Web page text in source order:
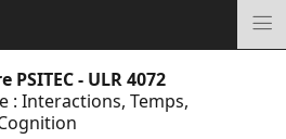
- ULR 4072
: Interactions, Temps,